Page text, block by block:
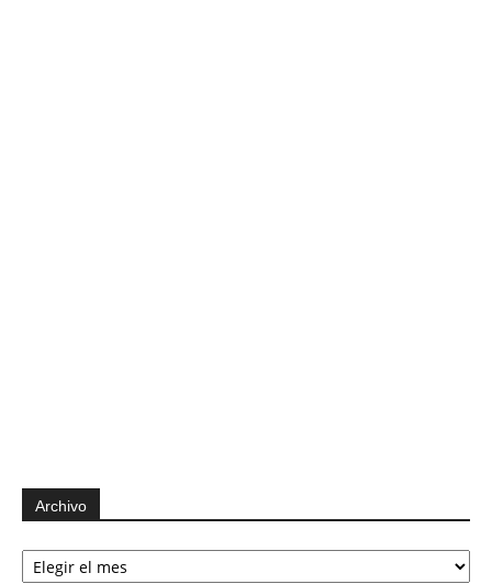
Archivo
Archivo